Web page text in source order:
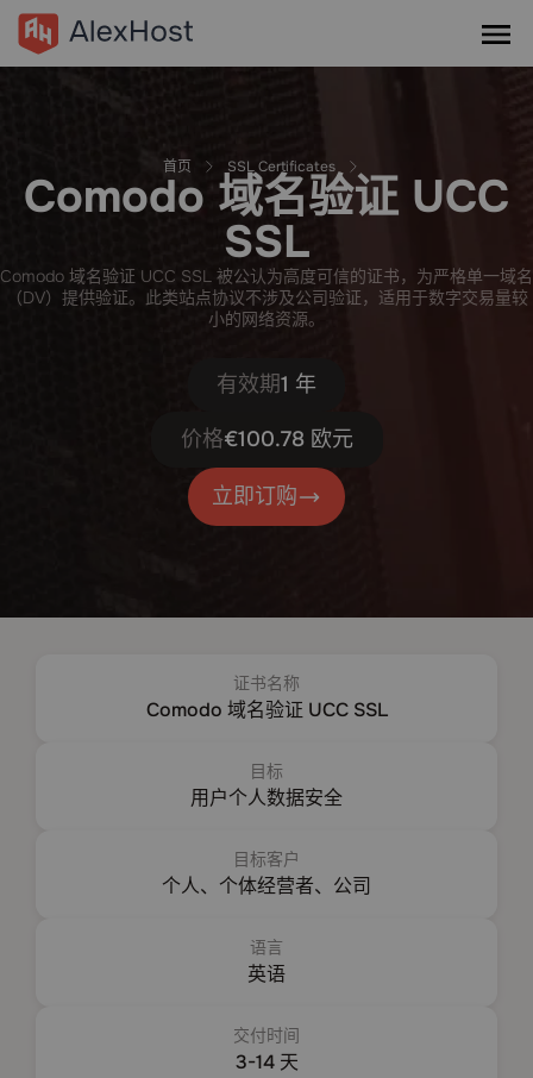
首页 SSL Certificates
Comodo 域名验证 UCC
SSL
Comodo 域名验证 UCC SSL 被公认为高度可信的证书，为严格单一域名
（DV）提供验证。此类站点协议不涉及公司验证，适用于数字交易量较
小的网络资源。
有效期1 年
价格€100.78 欧元
立即订购
证书名称
Comodo 域名验证 UCC SSL
目标
用户个人数据安全
目标客户
个人、个体经营者、公司
语言
英语
交付时间
3-14 天